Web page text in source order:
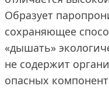
Образует
сохраняющее
«дышать»
не содержит
опасных